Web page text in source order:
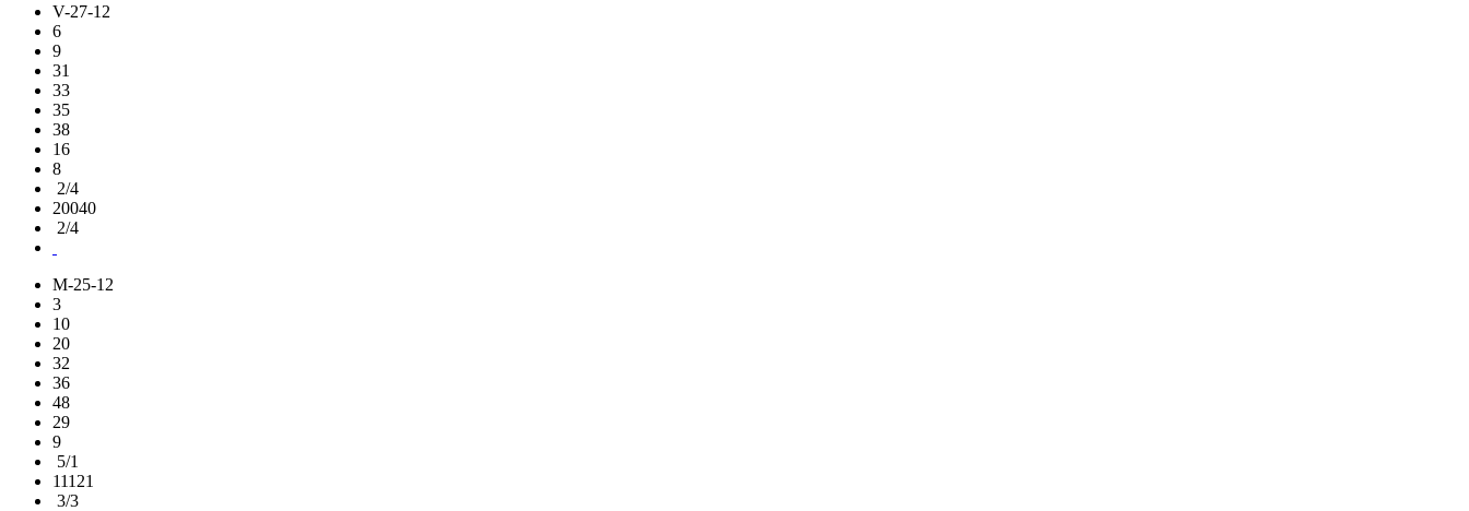
V-27-12
6
9
31
33
35
38
16
8
2/4
20040
2/4
M-25-12
3
10
20
32
36
48
29
9
5/1
11121
3/3